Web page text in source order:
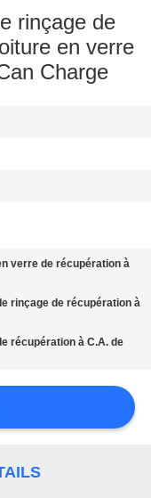
rinçage de
en verre
Charge
verre de récupération à
rinçage de récupération à
récupération à C.A. de